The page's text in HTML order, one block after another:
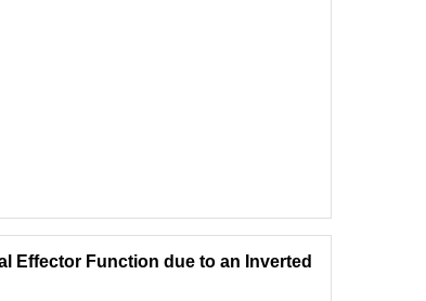
Effector Function due to an Inverted